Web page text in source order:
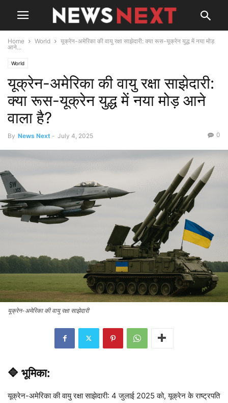
Home World
यूक्रेन-अमेरिका की वायु रक्षा साझेदारी: क्या रूस-यूक्रेन युद्ध में नया मोड़
आने...
World
यूक्रेन-अमेरिका की वायु रक्षा साझेदारी:
क्या रूस-यूक्रेन युद्ध में नया मोड़ आने
वाला है?
By News Next - July 4, 2025 0
यूक्रेन-अमेरिका की वायु रक्षा साझेदारी
🔷 भूमिका:
यूक्रेन-अमेरिका की वायु रक्षा साझेदारी: 4 जुलाई 2025 को, यूक्रेन के राष्ट्रपति